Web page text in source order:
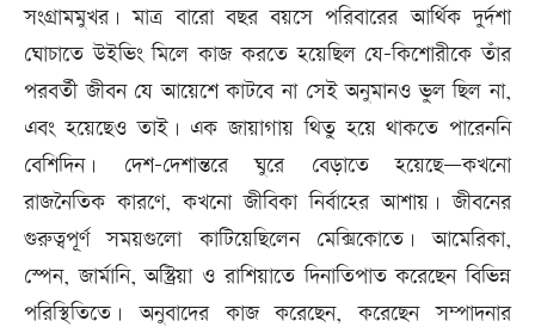
সংগ্রামমুখর। মাত্র বারো বছর বয়সে পরিবারের আর্থিক দুর্দশা
ঘোচাতে উইভিং মিলে কাজ করতে হয়েছিল যে-কিশোরীকে তাঁর
পরবর্তী জীবন যে আয়েশে কাটবে না সেই অনুমানও ভুল ছিল না,
এবং হয়েছেও তাই। এক জায়াগায় থিতু হয়ে থাকতে পারেননি
বেশিদিন। দেশ-দেশান্তরে ঘুরে বেড়াতে হয়েছে—কখনো
রাজনৈতিক কারণে, কখনো জীবিকা নির্বাহের আশায়। জীবনের
গুরুত্বপূর্ণ সময়গুলো কাটিয়েছিলেন মেক্সিকোতে। আমেরিকা,
স্পেন, জার্মানি, অস্ট্রিয়া ও রাশিয়াতে দিনাতিপাত করেছেন বিভিন্ন
পরিস্থিতিতে। অনুবাদের কাজ করেছেন, করেছেন সম্পাদনার